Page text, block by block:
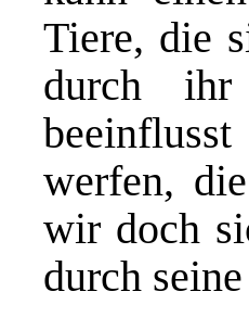
Tiere, die
durch ihr
werfen,
wir doch
durch